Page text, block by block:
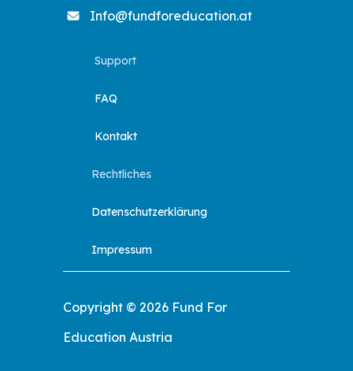
Info@fundforeducation.at
Support
FAQ
Kontakt
Rechtliches
Datenschutzerklärung
Impressum
Copyright © 2026 Fund For
Education Austria